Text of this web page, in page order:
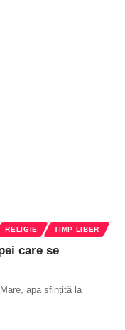
RELIGIE TIMP LIBER
care se
apa sfințită la